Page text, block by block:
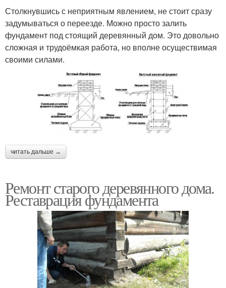
Столкнувшись с неприятным явлением, не стоит сразу
задумываться о переезде. Можно просто залить
фундамент под стоящий деревянный дом. Это довольно
сложная и трудоёмкая работа, но вполне осуществимая
своими силами.
читать дальше →
Ремонт старого деревянного дома.
Реставрация фундамента